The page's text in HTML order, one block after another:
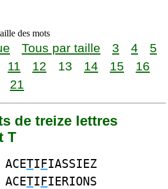
des mots
Tous par taille 3 4
5
11 12 13 14 15
16
21
de treize lettres
T
TIFIASSIEZ
TIFIERIONS